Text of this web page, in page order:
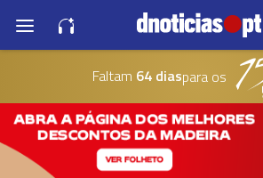
Faltam 64 diaspara os